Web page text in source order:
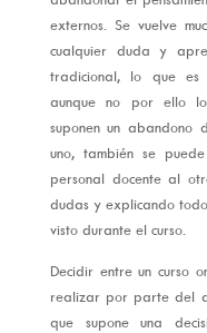
externos. Se vuelve
cualquier duda y
tradicional, lo que es
aunque no por ello
suponen un abandono
uno, también se
personal docente al
dudas y explicando
visto durante el curso.
Decidir entre un curso
realizar por parte del
que supone una